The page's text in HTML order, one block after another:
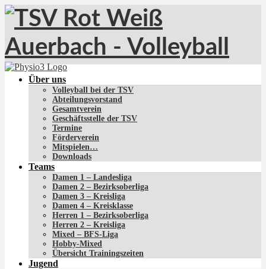
Über uns
Volleyball bei der TSV
Abteilungsvorstand
Gesamtverein
Geschäftsstelle der TSV
Termine
Förderverein
Mitspielen…
Downloads
Teams
Damen 1 – Landesliga
Damen 2 – Bezirksoberliga
Damen 3 – Kreisliga
Damen 4 – Kreisklasse
Herren 1 – Bezirksoberliga
Herren 2 – Kreisliga
Mixed – BFS-Liga
Hobby-Mixed
Übersicht Trainingszeiten
Jugend